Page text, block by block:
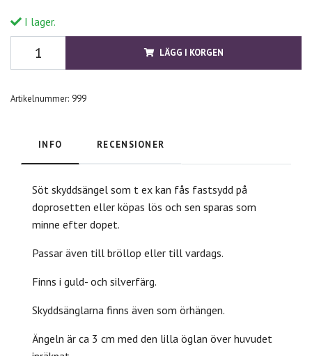
I lager.
LÄGG I KORGEN
Artikelnummer: 999
INFO RECENSIONER
Söt skyddsängel som t ex kan fås fastsydd på
doprosetten eller köpas lös och sen sparas som
minne efter dopet.
Passar även till bröllop eller till vardags.
Finns i guld- och silverfärg.
Skyddsänglarna finns även som örhängen.
Ängeln är ca 3 cm med den lilla öglan över huvudet